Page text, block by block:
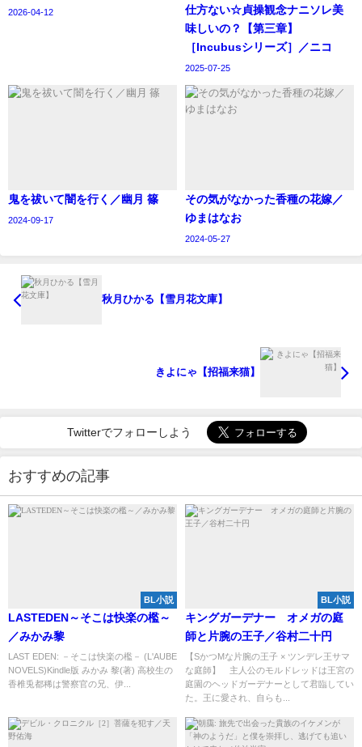
2026-04-12
仕方ない☆貞操観念ナニソレ美
味しいの？【第三章】
［Incubusシリーズ］／ニコ
2025-07-25
鬼を祓いて闇を行く／幽月 篠
2024-09-17
その気がなかった香種の花嫁／
ゆまはなお
2024-05-27
秋月ひかる【雪月花文庫】
きよにゃ【招福来猫】
Twitterでフォローしよう
おすすめの記事
BL小説
LASTEDEN～そこは快楽の檻～
／みかみ黎
LAST EDEN: －そこは快楽の檻－ (L'AUBE
NOVELS)Kindle版 みかみ 黎(著) 高校生の
香椎兎都稀は警察官の兄、伊...
BL小説
キングガーデナー オメガの庭
師と片腕の王子／谷村二十円
【SかつMな片腕の王子 × ツンデレ王サマ
な庭師】 主人公のモルドレッドは王宮の
庭園のヘッドガーデナーとして君臨してい
た。王に愛され、自らも...